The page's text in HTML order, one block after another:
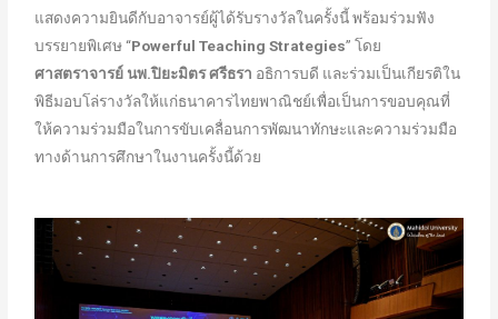
แสดงความยินดีกับอาจารย์ผู้ได้รับรางวัลในครั้งนี้ พร้อมร่วมฟัง
บรรยายพิเศษ “Powerful Teaching Strategies” โดย
ศาสตราจารย์ นพ.ปิยะมิตร ศรีธรา อธิการบดี และร่วมเป็นเกียรติใน
พิธีมอบโล่รางวัลให้แก่ธนาคารไทยพาณิชย์เพื่อเป็นการขอบคุณที่
ให้ความร่วมมือในการขับเคลื่อนการพัฒนาทักษะและความร่วมมือ
ทางด้านการศึกษาในงานครั้งนี้ด้วย